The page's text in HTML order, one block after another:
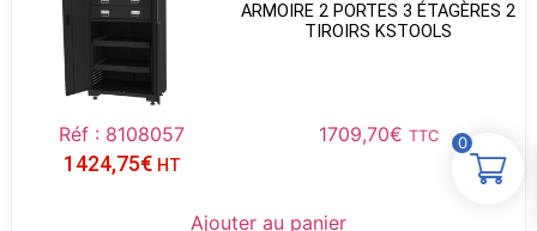
ARMOIRE 2 PORTES 3 ÉTAGÈRES 2
TIROIRS KSTOOLS
Réf : 8108057 1709,70€ TTC
1424,75€ HT
Ajouter au panier
0